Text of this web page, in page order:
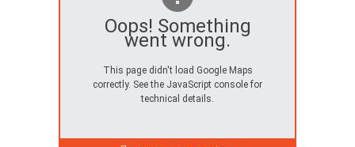
Oops! Something
went wrong.
This page didn't load Google Maps
correctly. See the JavaScript console for
technical details.